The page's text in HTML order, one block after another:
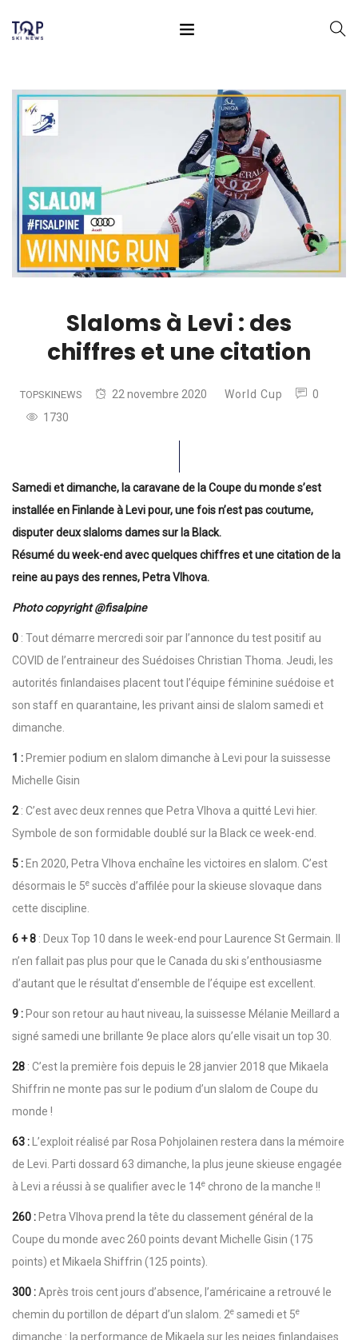
Slaloms à Levi : des
chiffres et une citation
TOPSKINEWS 22 novembre 2020 World Cup
0
1730
Samedi et dimanche, la caravane de la Coupe du monde s’est
installée en Finlande à Levi pour, une fois n’est pas coutume,
disputer deux slaloms dames sur la Black.
Résumé du week-end avec quelques chiffres et une citation de la
reine au pays des rennes, Petra Vlhova.
Photo copyright @fisalpine
0 : Tout démarre mercredi soir par l’annonce du test positif au
COVID de l’entraineur des Suédoises Christian Thoma. Jeudi, les
autorités finlandaises placent tout l’équipe féminine suédoise et
son staff en quarantaine, les privant ainsi de slalom samedi et
dimanche.
1 : Premier podium en slalom dimanche à Levi pour la suissesse
Michelle Gisin
2: C’est avec deux rennes que Petra Vlhova a quitté Levi hier.
Symbole de son formidable doublé sur la Black ce week-end.
5 : En 2020, Petra Vlhova enchaîne les victoires en slalom. C’est
désormais le 5e succès d’affilée pour la skieuse slovaque dans
cette discipline.
6 + 8 : Deux Top 10 dans le week-end pour Laurence St Germain. Il
n’en fallait pas plus pour que le Canada du ski s’enthousiasme
d’autant que le résultat d’ensemble de l’équipe est excellent.
9 : Pour son retour au haut niveau, la suissesse Mélanie Meillard a
signé samedi une brillante 9e place alors qu’elle visait un top 30.
28 : C’est la première fois depuis le 28 janvier 2018 que Mikaela
Shiffrin ne monte pas sur le podium d’un slalom de Coupe du
monde !
63 :
L’exploit réalisé par Rosa Pohjolainen restera dans la mémoire
de Levi. Parti dossard 63 dimanche, la plus jeune skieuse engagée
à Levi a réussi à se qualifier avec le 14e chrono de la manche !!
260 : Petra Vlhova prend la tête du classement général de la
Coupe du monde avec 260 points devant Michelle Gisin (175
points) et Mikaela Shiffrin (125 points).
300 :Après trois cent jours d’absence, l’américaine a retrouvé le
chemin du portillon de départ d’un slalom. 2e samedi et 5e
dimanche : la performance de Mikaela sur les neiges finlandaises